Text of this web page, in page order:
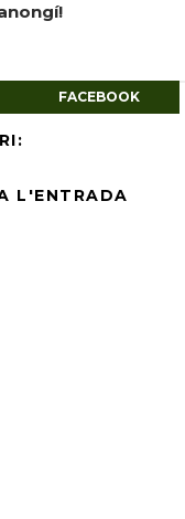
FACEBOOK
L'ENTRADA